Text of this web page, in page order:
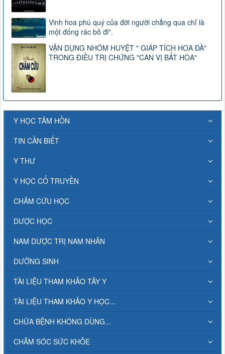
Vinh hoa phú quý của đời người chẳng qua chỉ là
một đống rác bỏ đi".
VẬN DỤNG NHÓM HUYỆT " GIÁP TÍCH HOA ĐÀ"
TRONG ĐIỀU TRỊ CHỨNG "CAN VỊ BẤT HÒA"
Y HỌC TÂM HỒN
TIN CẦN BIẾT
Y THƯ
Y HỌC CỔ TRUYỀN
CHÂM CỨU HỌC
DƯỢC HỌC
NAM DƯỢC TRỊ NAM NHÂN
DƯỠNG SINH
TÀI LIỆU THAM KHẢO TÂY Y
TÀI LIỆU THAM KHẢO Y HỌC...
CHỮA BỆNH KHÔNG DÙNG...
CHĂM SÓC SỨC KHỎE